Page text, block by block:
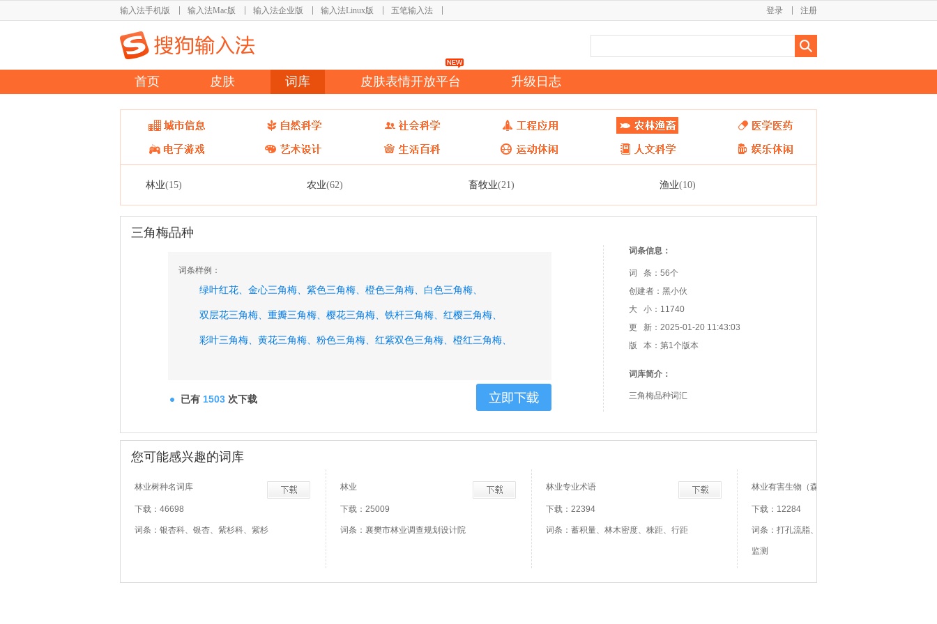
输入法手机版 输入法Mac版 输入法企业版 输入法Linux版 五笔输入法 注册
登录
首页 皮肤 词库 皮肤表情开放平台 升级日志
林业(15) 农业(62) 畜牧业(21) 渔业(10)
三角梅品种
词条样例：
绿叶红花、 金心三角梅、 紫色三角梅、 橙色三角梅、 白色三角梅、
双层花三角梅、 重瓣三角梅、 樱花三角梅、 铁杆三角梅、 红樱三角梅、
彩叶三角梅、 黄花三角梅、 粉色三角梅、 红紫双色三角梅、 橙红三角梅、
已有 1503 次下载
词条信息：
词 条：56个
创建者：黑小伙
大 小：11740
更 新：2025-01-20 11:43:03
版 本：第1个版本
词库简介：
三角梅品种词汇
您可能感兴趣的词库
林业树种名词库
下载：46698
词条：银杏科、银杏、紫杉科、紫杉
林业
下载：25009
词条：襄樊市林业调查规划设计院
林业专业术语
下载：22394
词条：蓄积量、林木密度、株距、行距
林业有害生物（森防）
下载：12284
词条：打孔流脂、打孔流脂监测、线虫检测管
监测